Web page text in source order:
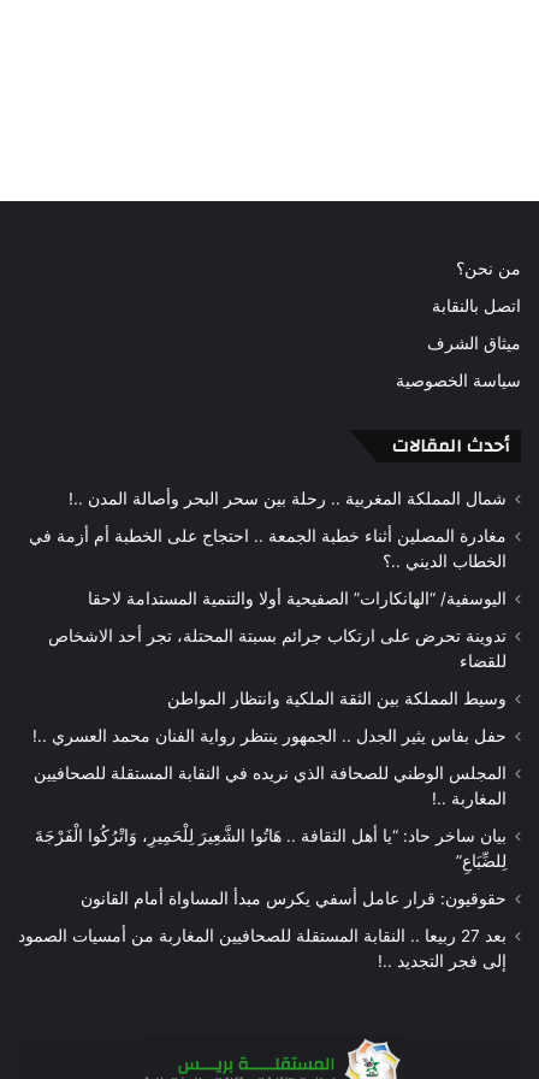
من نحن؟
اتصل بالنقابة
ميثاق الشرف
سياسة الخصوصية
أحدث المقالات
شمال المملكة المغربية .. رحلة بين سحر البحر وأصالة المدن ..!
مغادرة المصلين أثناء خطبة الجمعة .. احتجاج على الخطبة أم أزمة في
الخطاب الديني ..؟
اليوسفية/ “الهانكارات” الصفيحية أولا والتنمية المستدامة لاحقا
تدوينة تحرض على ارتكاب جرائم بسبتة المحتلة، تجر أحد الاشخاص
للقضاء
وسيط المملكة بين الثقة الملكية وانتظار المواطن
حفل بفاس يثير الجدل .. الجمهور ينتظر رواية الفنان محمد العسري ..!
المجلس الوطني للصحافة الذي نريده في النقابة المستقلة للصحافيين
المغاربة ..!
بيان ساخر حاد: “يا أهل الثقافة .. هَاتُوا الشَّعِيرَ لِلْحَمِيرِ، وَاتْرُكُوا الْفَرْجَةَ
لِلضِّبَاعِ”
حقوقيون: قرار عامل أسفي يكرس مبدأ المساواة أمام القانون
بعد 27 ربيعا .. النقابة المستقلة للصحافيين المغاربة من أمسيات الصمود
إلى فجر التجديد ..!